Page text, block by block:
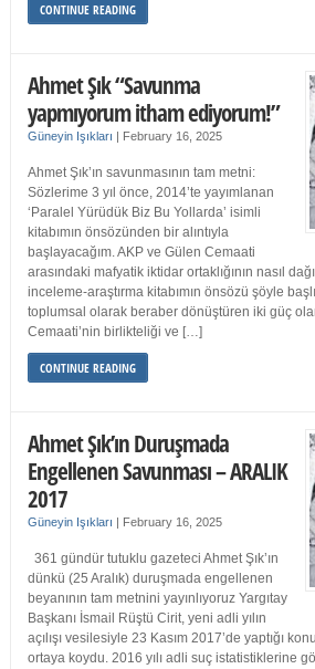
CONTINUE READING
Ahmet Şık “Savunma
yapmıyorum itham ediyorum!”
Güneyin Işıkları | February 16, 2025
Ahmet Şık’ın savunmasının tam metni:
Sözlerime 3 yıl önce, 2014’te yayımlanan
‘Paralel Yürüdük Biz Bu Yollarda’ isimli
kitabımın önsözünden bir alıntıyla
başlayacağım. AKP ve Gülen Cemaati
arasındaki mafyatik iktidar ortaklığının nasıl
inceleme-araştırma kitabımın önsözü şöyle
toplumsal olarak beraber dönüştüren iki güç
Cemaati’nin birlikteliği ve […]
CONTINUE READING
Ahmet Şık’ın Duruşmada
Engellenen Savunması – ARALIK
2017
Güneyin Işıkları | February 16, 2025
361 gündür tutuklu gazeteci Ahmet Şık’ın
dünkü (25 Aralık) duruşmada engellenen
beyanının tam metnini yayınlıyoruz Yargıtay
Başkanı İsmail Rüştü Cirit, yeni adli yılın
açılışı vesilesiyle 23 Kasım 2017’de yaptığı
ortaya koydu. 2016 yılı adli suç istatistiklerine